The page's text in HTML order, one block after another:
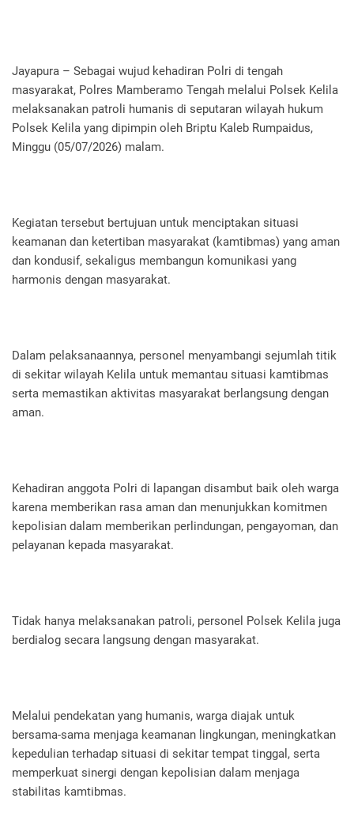
Jayapura – Sebagai wujud kehadiran Polri di tengah
masyarakat, Polres Mamberamo Tengah melalui Polsek Kelila
melaksanakan patroli humanis di seputaran wilayah hukum
Polsek Kelila yang dipimpin oleh Briptu Kaleb Rumpaidus,
Minggu (05/07/2026) malam.
Kegiatan tersebut bertujuan untuk menciptakan situasi
keamanan dan ketertiban masyarakat (kamtibmas) yang aman
dan kondusif, sekaligus membangun komunikasi yang
harmonis dengan masyarakat.
Dalam pelaksanaannya, personel menyambangi sejumlah titik
di sekitar wilayah Kelila untuk memantau situasi kamtibmas
serta memastikan aktivitas masyarakat berlangsung dengan
aman.
Kehadiran anggota Polri di lapangan disambut baik oleh warga
karena memberikan rasa aman dan menunjukkan komitmen
kepolisian dalam memberikan perlindungan, pengayoman, dan
pelayanan kepada masyarakat.
Tidak hanya melaksanakan patroli, personel Polsek Kelila juga
berdialog secara langsung dengan masyarakat.
Melalui pendekatan yang humanis, warga diajak untuk
bersama-sama menjaga keamanan lingkungan, meningkatkan
kepedulian terhadap situasi di sekitar tempat tinggal, serta
memperkuat sinergi dengan kepolisian dalam menjaga
stabilitas kamtibmas.